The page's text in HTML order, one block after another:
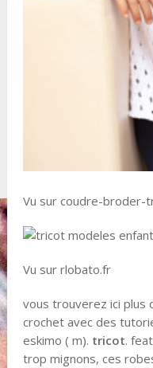
Vu sur coudre-broder-
Vu sur rlobato.fr
vous trouverez ici plus
crochet avec des
eskimo ( m). tricot.
trop mignons, ces